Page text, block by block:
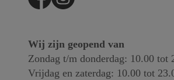
Wij zijn geopend van
Zondag t/m donderdag: 10.00 tot
Vrijdag en zaterdag: 10.00 tot